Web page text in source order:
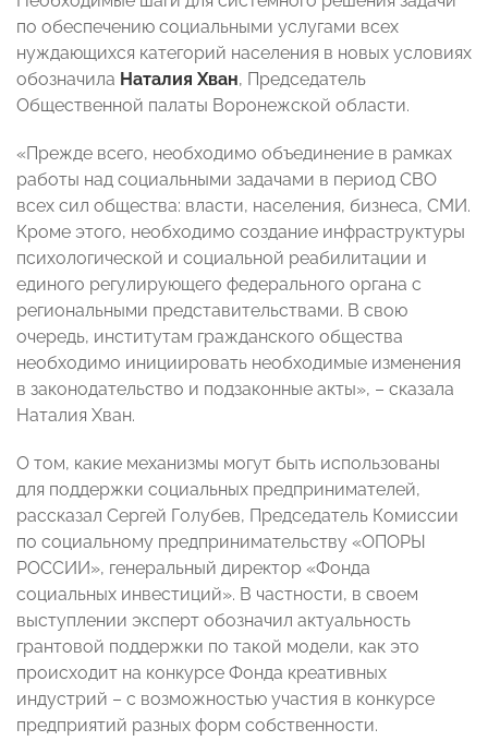
по обеспечению социальными услугами всех
нуждающихся категорий населения в новых условиях
обозначила Наталия Хван, Председатель
Общественной палаты Воронежской области.
«Прежде всего, необходимо объединение в рамках
работы над социальными задачами в период СВО
всех сил общества: власти, населения, бизнеса, СМИ.
Кроме этого, необходимо создание инфраструктуры
психологической и социальной реабилитации и
единого регулирующего федерального органа с
региональными представительствами. В свою
очередь, институтам гражданского общества
необходимо инициировать необходимые изменения
в законодательство и подзаконные акты», – сказала
Наталия Хван.
О том, какие механизмы могут быть использованы
для поддержки социальных предпринимателей,
рассказал Сергей Голубев, Председатель Комиссии
по социальному предпринимательству «ОПОРЫ
РОССИИ», генеральный директор «Фонда
социальных инвестиций». В частности, в своем
выступлении эксперт обозначил актуальность
грантовой поддержки по такой модели, как это
происходит на конкурсе Фонда креативных
индустрий – с возможностью участия в конкурсе
предприятий разных форм собственности.